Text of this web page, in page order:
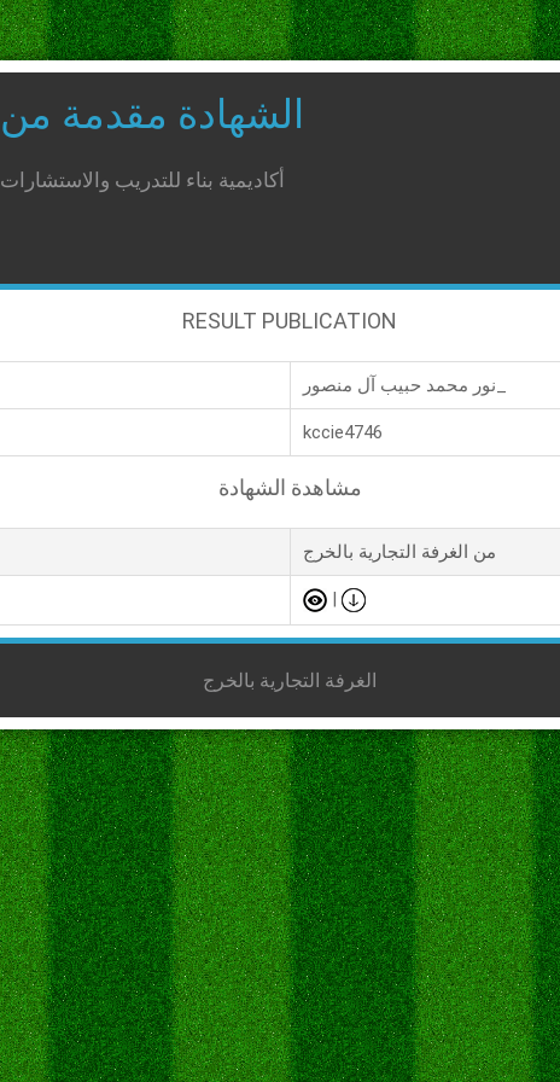
الشهادة مقدمة من
أكاديمية بناء للتدريب والاستشارات
RESULT PUBLICATION
kccie4746
مشاهدة الشهادة
من الغرفة التجارية بالخرج
|
الغرفة التجارية بالخرج